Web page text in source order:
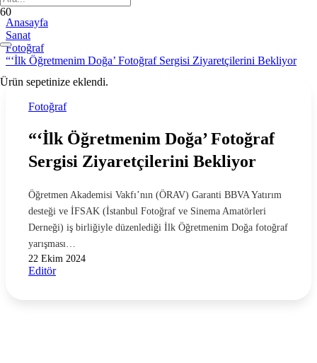
Ürün sepetinize eklendi.
Anasayfa
Sanat
Fotoğraf
“‘İlk Öğretmenim Doğa’ Fotoğraf Sergisi Ziyaretçilerini Bekliyor
Fotoğraf
“‘İlk Öğretmenim Doğa’ Fotoğraf
Sergisi Ziyaretçilerini Bekliyor
Öğretmen Akademisi Vakfı’nın (ÖRAV) Garanti BBVA Yatırım
desteği ve İFSAK (İstanbul Fotoğraf ve Sinema Amatörleri
Derneği) iş birliğiyle düzenlediği İlk Öğretmenim Doğa fotoğraf
yarışması…
22 Ekim 2024
Editör